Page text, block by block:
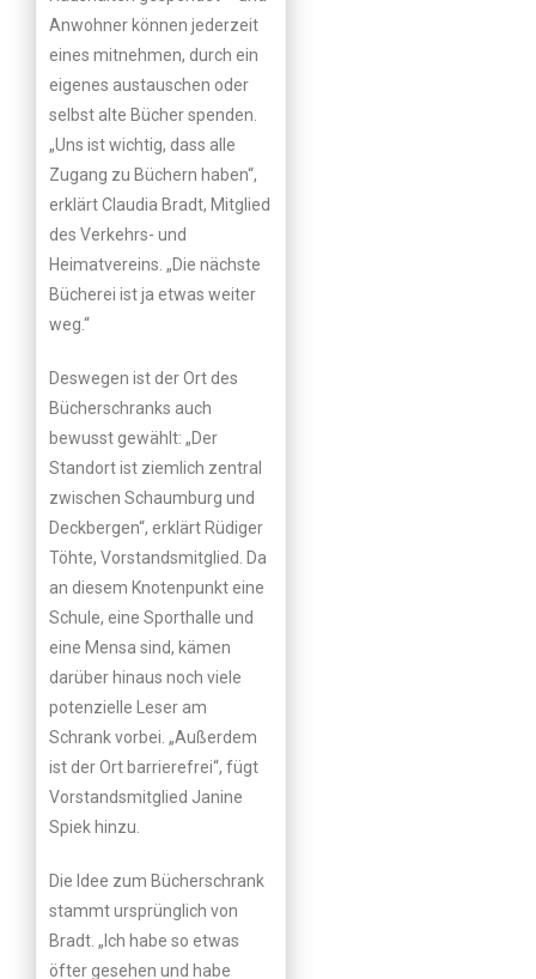
Anwohner können jederzeit
eines mitnehmen, durch ein
eigenes austauschen oder
selbst alte Bücher spenden.
„Uns ist wichtig, dass alle
Zugang zu Büchern haben“,
erklärt Claudia Bradt, Mitglied
des Verkehrs- und
Heimatvereins. „Die nächste
Bücherei ist ja etwas weiter
weg.“
Deswegen ist der Ort des
Bücherschranks auch
bewusst gewählt: „Der
Standort ist ziemlich zentral
zwischen Schaumburg und
Deckbergen“, erklärt Rüdiger
Töhte, Vorstandsmitglied. Da
an diesem Knotenpunkt eine
Schule, eine Sporthalle und
eine Mensa sind, kämen
darüber hinaus noch viele
potenzielle Leser am
Schrank vorbei. „Außerdem
ist der Ort barrierefrei“, fügt
Vorstandsmitglied Janine
Spiek hinzu.
Die Idee zum Bücherschrank
stammt ursprünglich von
Bradt. „Ich habe so etwas
öfter gesehen und habe